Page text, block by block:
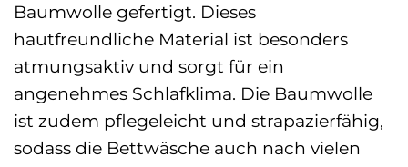
Baumwolle gefertigt. Dieses
hautfreundliche Material ist besonders
atmungsaktiv und sorgt für ein
angenehmes Schlafklima. Die Baumwolle
ist zudem pflegeleicht und strapazierfähig,
sodass die Bettwäsche auch nach vielen